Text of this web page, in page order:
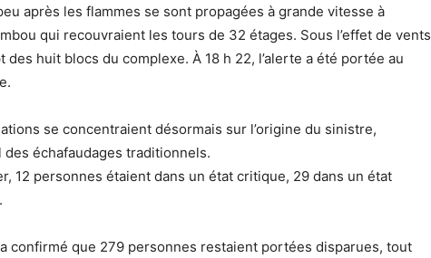
après les flammes se sont propagées à grande vitesse à
qui recouvraient les tours de 32 étages. Sous l’effet de vents
des huit blocs du complexe. À 18 h 22, l’alerte a été portée au
se concentraient désormais sur l’origine du sinistre,
échafaudages traditionnels.
12 personnes étaient dans un état critique, 29 dans un état
confirmé que 279 personnes restaient portées disparues, tout